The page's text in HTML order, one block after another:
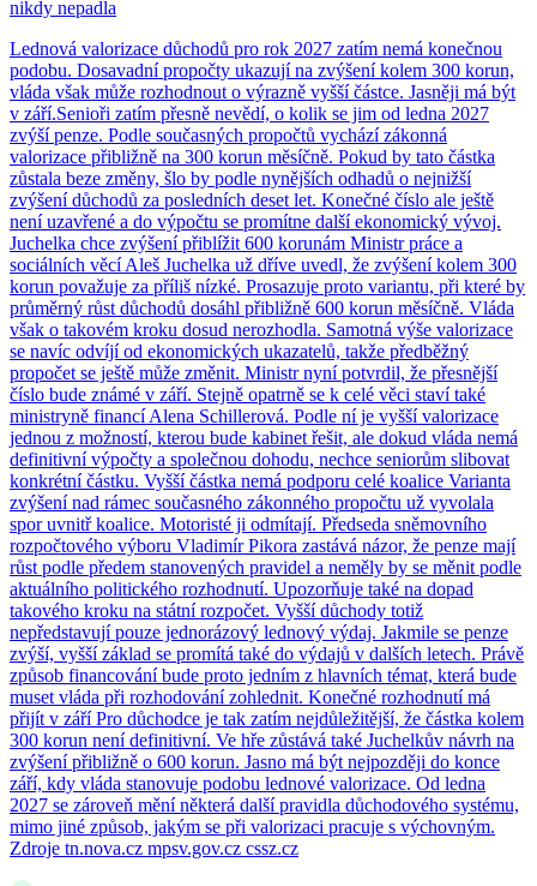
nikdy nepadla
Lednová valorizace důchodů pro rok 2027 zatím nemá konečnou
podobu. Dosavadní propočty ukazují na zvýšení kolem 300 korun,
vláda však může rozhodnout o výrazně vyšší částce. Jasněji má být
v září.Senioři zatím přesně nevědí, o kolik se jim od ledna 2027
zvýší penze. Podle současných propočtů vychází zákonná
valorizace přibližně na 300 korun měsíčně. Pokud by tato částka
zůstala beze změny, šlo by podle nynějších odhadů o nejnižší
zvýšení důchodů za posledních deset let. Konečné číslo ale ještě
není uzavřené a do výpočtu se promítne další ekonomický vývoj.
Juchelka chce zvýšení přiblížit 600 korunám Ministr práce a
sociálních věcí Aleš Juchelka už dříve uvedl, že zvýšení kolem 300
korun považuje za příliš nízké. Prosazuje proto variantu, při které by
průměrný růst důchodů dosáhl přibližně 600 korun měsíčně. Vláda
však o takovém kroku dosud nerozhodla. Samotná výše valorizace
se navíc odvíjí od ekonomických ukazatelů, takže předběžný
propočet se ještě může změnit. Ministr nyní potvrdil, že přesnější
číslo bude známé v září. Stejně opatrně se k celé věci staví také
ministryně financí Alena Schillerová. Podle ní je vyšší valorizace
jednou z možností, kterou bude kabinet řešit, ale dokud vláda nemá
definitivní výpočty a společnou dohodu, nechce seniorům slibovat
konkrétní částku. Vyšší částka nemá podporu celé koalice Varianta
zvýšení nad rámec současného zákonného propočtu už vyvolala
spor uvnitř koalice. Motoristé ji odmítají. Předseda sněmovního
rozpočtového výboru Vladimír Pikora zastává názor, že penze mají
růst podle předem stanovených pravidel a neměly by se měnit podle
aktuálního politického rozhodnutí. Upozorňuje také na dopad
takového kroku na státní rozpočet. Vyšší důchody totiž
nepředstavují pouze jednorázový lednový výdaj. Jakmile se penze
zvýší, vyšší základ se promítá také do výdajů v dalších letech. Právě
způsob financování bude proto jedním z hlavních témat, která bude
muset vláda při rozhodování zohlednit. Konečné rozhodnutí má
přijít v září Pro důchodce je tak zatím nejdůležitější, že částka kolem
300 korun není definitivní. Ve hře zůstává také Juchelkův návrh na
zvýšení přibližně o 600 korun. Jasno má být nejpozději do konce
září, kdy vláda stanovuje podobu lednové valorizace. Od ledna
2027 se zároveň mění některá další pravidla důchodového systému,
mimo jiné způsob, jakým se při valorizaci pracuje s výchovným.
Zdroje tn.nova.cz mpsv.gov.cz cssz.cz